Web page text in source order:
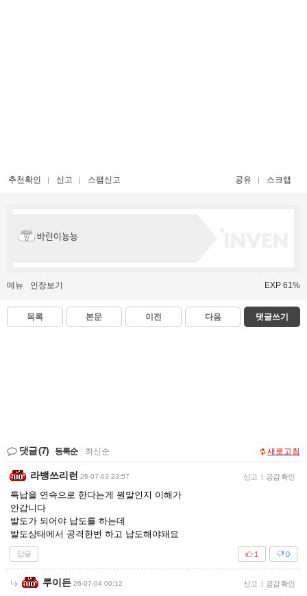
추천확인 신고 스팸신고 공유 스크랩
바린이뇽뇽
메뉴 인장보기 EXP 61%
목록 본문 이전 다음 댓글쓰기
댓글(7) 등록순 최신순 새로고침
라뱅쓰리런 26-07-03 23:57 신고 | 공감 확인
특납을 연속으로 한다는게 뭔말인지 이해가
안갑니다
발도가 되어야 납도를 하는데
발도상태에서 공격한번 하고 납도해야돼요
답글 0
1
루이든 26-07-04 00:12 신고 | 공감 확인